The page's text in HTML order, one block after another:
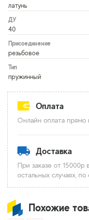
латунь
ДУ
40
Присоединение
резьбовое
Тип
пружинный
Оплата
Онлайн оплата прямо
Доставка
При заказе от 15000р
остальных случаях,
Похожие